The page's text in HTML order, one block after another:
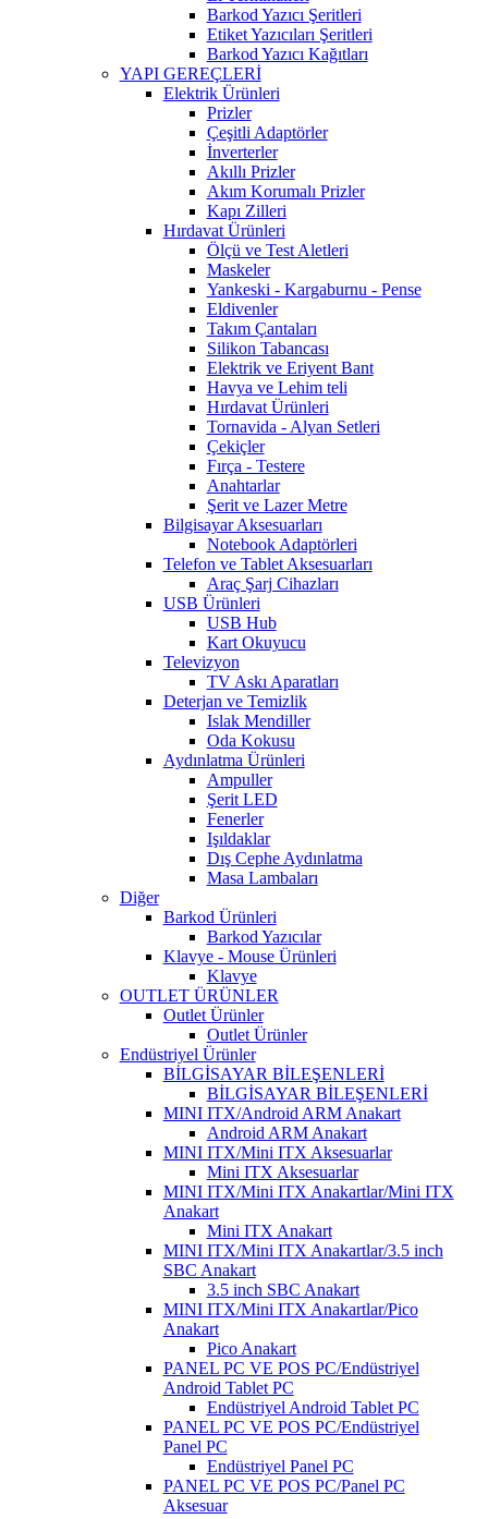
Barkod Yazıcı Şeritleri
Etiket Yazıcıları Şeritleri
Barkod Yazıcı Kağıtları
YAPI GEREÇLERİ
Elektrik Ürünleri
Prizler
Çeşitli Adaptörler
İnverterler
Akıllı Prizler
Akım Korumalı Prizler
Kapı Zilleri
Hırdavat Ürünleri
Ölçü ve Test Aletleri
Maskeler
Yankeski - Kargaburnu - Pense
Eldivenler
Takım Çantaları
Silikon Tabancası
Elektrik ve Eriyent Bant
Havya ve Lehim teli
Hırdavat Ürünleri
Tornavida - Alyan Setleri
Çekiçler
Fırça - Testere
Anahtarlar
Şerit ve Lazer Metre
Bilgisayar Aksesuarları
Notebook Adaptörleri
Telefon ve Tablet Aksesuarları
Araç Şarj Cihazları
USB Ürünleri
USB Hub
Kart Okuyucu
Televizyon
TV Askı Aparatları
Deterjan ve Temizlik
Islak Mendiller
Oda Kokusu
Aydınlatma Ürünleri
Ampuller
Şerit LED
Fenerler
Işıldaklar
Dış Cephe Aydınlatma
Masa Lambaları
Diğer
Barkod Ürünleri
Barkod Yazıcılar
Klavye - Mouse Ürünleri
Klavye
OUTLET ÜRÜNLER
Outlet Ürünler
Outlet Ürünler
Endüstriyel Ürünler
BİLGİSAYAR BİLEŞENLERİ
BİLGİSAYAR BİLEŞENLERİ
MINI ITX/Android ARM Anakart
Android ARM Anakart
MINI ITX/Mini ITX Aksesuarlar
Mini ITX Aksesuarlar
MINI ITX/Mini ITX Anakartlar/Mini ITX
Anakart
Mini ITX Anakart
MINI ITX/Mini ITX Anakartlar/3.5 inch
SBC Anakart
3.5 inch SBC Anakart
MINI ITX/Mini ITX Anakartlar/Pico
Anakart
Pico Anakart
PANEL PC VE POS PC/Endüstriyel
Android Tablet PC
Endüstriyel Android Tablet PC
PANEL PC VE POS PC/Endüstriyel
Panel PC
Endüstriyel Panel PC
PANEL PC VE POS PC/Panel PC
Aksesuar